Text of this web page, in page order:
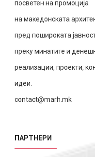
посветен на промоција
на македонската
пред пошироката
преку минатите и
реализации, проекти,
идеи.
contact@marh.mk
ПАРТНЕРИ